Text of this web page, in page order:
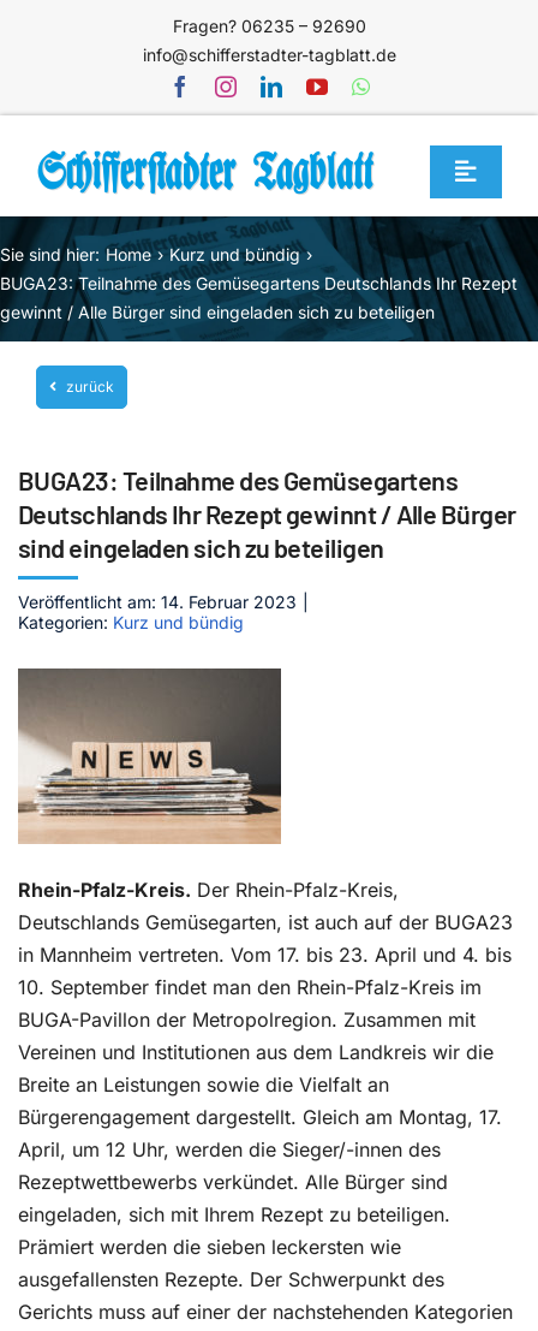
Fragen? 06235 – 92690
info@schifferstadter-tagblatt.de
Toggle
Home
Themen
Blog
Unternehmen
Mediathek
Jetzt abonnieren
Kontakt
Sie sind hier: Home
Kurz und bündig
BUGA23: Teilnahme des Gemüsegartens Deutschlands Ihr Rezept
gewinnt / Alle Bürger sind eingeladen sich zu beteiligen
zurück
BUGA23: Teilnahme des Gemüsegartens
Deutschlands Ihr Rezept gewinnt / Alle Bürger
sind eingeladen sich zu beteiligen
Veröffentlicht am: 14. Februar 2023
Kategorien: Kurz und bündig
Rhein-Pfalz-Kreis. Der Rhein-Pfalz-Kreis,
Deutschlands Gemüsegarten, ist auch auf der BUGA23
in Mannheim vertreten. Vom 17. bis 23. April und 4. bis
10. September findet man den Rhein-Pfalz-Kreis im
BUGA-Pavillon der Metropolregion. Zusammen mit
Vereinen und Institutionen aus dem Landkreis wir die
Breite an Leistungen sowie die Vielfalt an
Bürgerengagement dargestellt. Gleich am Montag, 17.
April, um 12 Uhr, werden die Sieger/-innen des
Rezeptwettbewerbs verkündet. Alle Bürger sind
eingeladen, sich mit Ihrem Rezept zu beteiligen.
Prämiert werden die sieben leckersten wie
ausgefallensten Rezepte. Der Schwerpunkt des
Gerichts muss auf einer der nachstehenden Kategorien